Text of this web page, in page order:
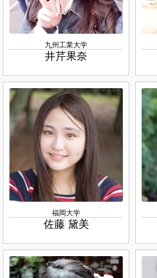
九州工業大学
井芹果奈
福岡大学
佐藤 黛美